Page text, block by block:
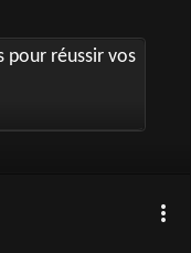
pour réussir vos